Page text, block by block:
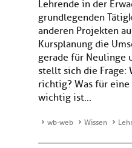
Lehrende in der
grundlegenden
anderen Projekten
Kursplanung die
gerade für Neulinge
stellt sich die Frage:
richtig? Was für
wichtig ist...
wb-web Wissen